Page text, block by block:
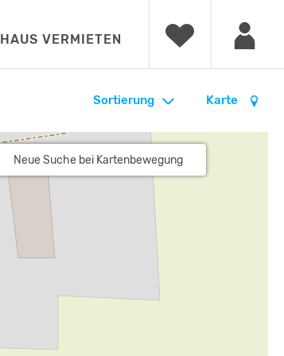
HAUS VERMIETEN
Karte
Sortierung
Neue Suche bei Kartenbewegung